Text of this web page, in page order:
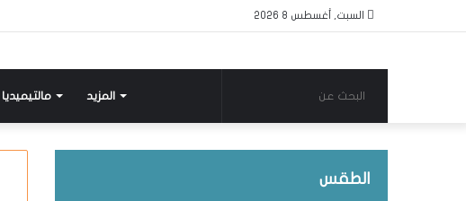
السبت, أغسطس 8 2026
مالتيميديا المزيد البحث
عن
الطقس